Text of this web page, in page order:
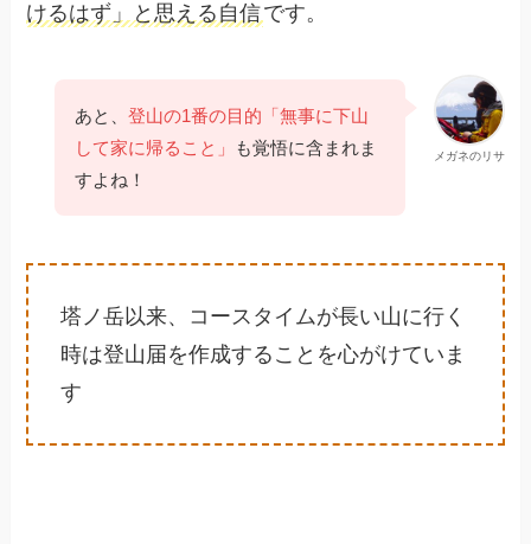
けるはず」と思える自信です。
メガネのリサ
あと、登山の1番の目的「無事に下山
して家に帰ること」
も覚悟に含まれま
すよね！
塔ノ岳以来、コースタイムが長い山に行く
時は登山届を作成することを心がけていま
す